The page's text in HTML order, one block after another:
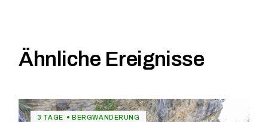
Ähnliche Ereignisse
3 TAGE BERGWANDERUNG